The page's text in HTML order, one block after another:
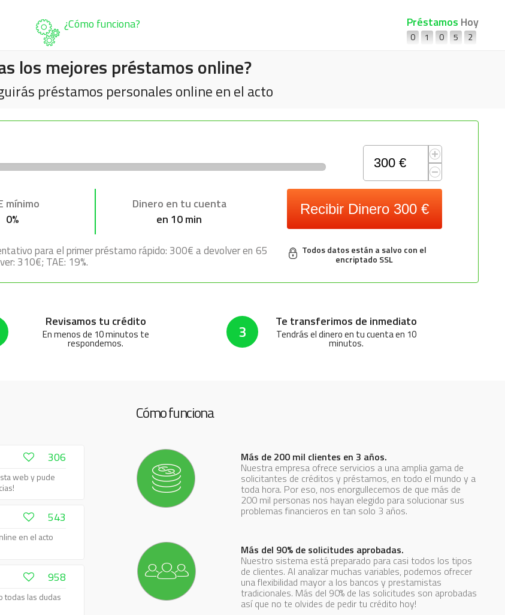
¿Cómo funciona? Préstamos Hoy
0 1 0 5 2
los mejores préstamos online?
préstamos personales online en el acto
mínimo
0%
Dinero en tu cuenta
en 10 min
para el primer préstamo rápido: 300€ a devolver en 65
310€; TAE: 19%.
Recibir Dinero 300 €
Todos datos están a salvo con el
encriptado SSL
Revisamos tu crédito
En menos de 10 minutos te
respondemos.
3 Te transferimos de inmediato
Tendrás el dinero en tu cuenta en 10
minutos.
306
web y pude
543
en el acto
958
todas las dudas
Cómo funciona
Más de 200 mil clientes en 3 años.
Nuestra empresa ofrece servicios a una amplia gama de
solicitantes de créditos y préstamos, en todo el mundo y a
toda hora. Por eso, nos enorgullecemos de que más de
200 mil personas nos hayan elegido para solucionar sus
problemas financieros en tan solo 3 años.
Más del 90% de solicitudes aprobadas.
Nuestro sistema está preparado para casi todos los tipos
de clientes. Al analizar muchas variables, podemos ofrecer
una flexibilidad mayor a los bancos y prestamistas
tradicionales. Más del 90% de las solicitudes son aprobadas
así que no te olvides de pedir tu crédito hoy!